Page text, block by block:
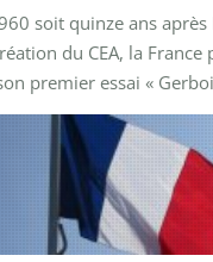
soit quinze ans
du CEA, la France
premier essai «